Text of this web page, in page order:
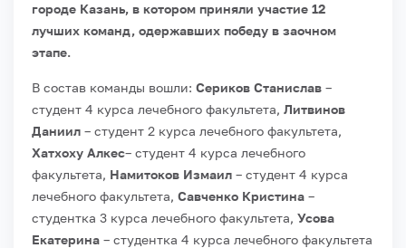
городе Казань, в котором приняли участие 12
лучших команд, одержавших победу в заочном
этапе.
В состав команды вошли: Сериков Станислав –
студент 4 курса лечебного факультета, Литвинов
Даниил – студент 2 курса лечебного факультета,
Хатхоху Алкес– студент 4 курса лечебного
факультета, Намитоков Измаил – студент 4 курса
лечебного факультета, Савченко Кристина –
студентка 3 курса лечебного факультета, Усова
Екатерина – студентка 4 курса лечебного факультета